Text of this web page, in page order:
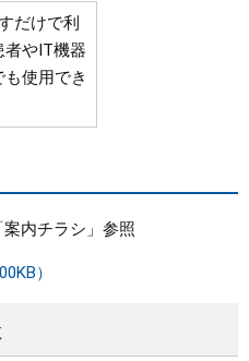
だけで利
者やIT機器
使用でき
チラシ」参照
）